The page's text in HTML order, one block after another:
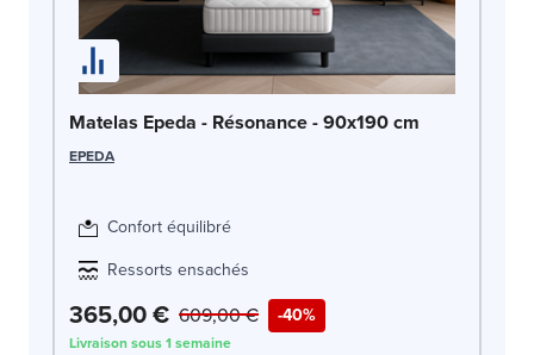
Matelas Epeda - Résonance - 90x190 cm
EPEDA
Confort équilibré
Ressorts ensachés
365,00 € -40%
609,00 €
Livraison sous 1 semaine